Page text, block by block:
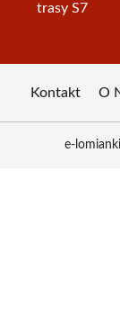
trasy S7
Kontakt O
e-